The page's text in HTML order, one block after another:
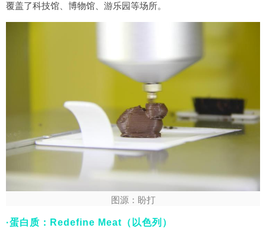
覆盖了科技馆、博物馆、游乐园等场所。
图源：盼打
·蛋白质：Redefine Meat（以色列）